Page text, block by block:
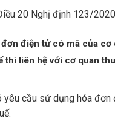
20 Nghị định 123/
điện tử có mã của cơ
liên hệ với cơ quan
cầu sử dụng hóa